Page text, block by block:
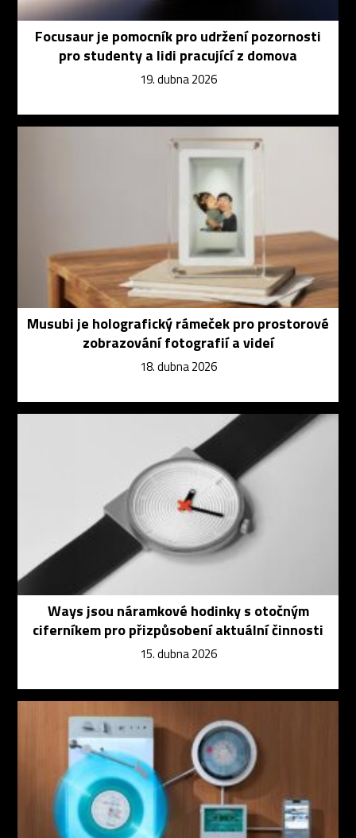
Focusaur je pomocník pro udržení pozornosti
pro studenty a lidi pracující z domova
19. dubna 2026
Musubi je holografický rámeček pro prostorové
zobrazování fotografií a videí
18. dubna 2026
Ways jsou náramkové hodinky s otočným
ciferníkem pro přizpůsobení aktuální činnosti
15. dubna 2026